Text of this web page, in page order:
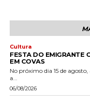
Cultura
FESTA DO EMIGRANTE
EM COVAS
No próximo dia 15 de
a...
06/08/2026